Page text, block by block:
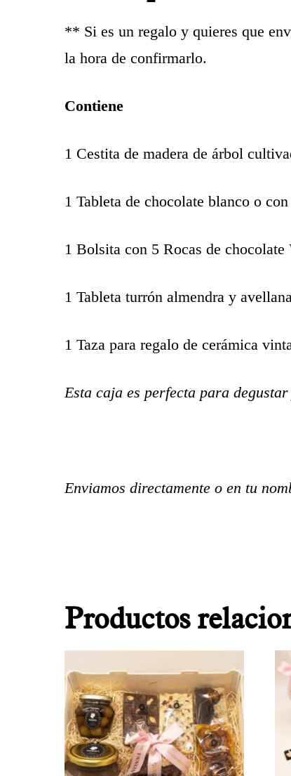
** Si es un regalo y quieres que
la hora de confirmarlo.
Contiene
1 Cestita de madera de árbol
1 Tableta de chocolate blanco o
1 Bolsita con 5 Rocas de
1 Tableta turrón almendra y
1 Taza para regalo de cerámica
Esta caja es perfecta para
Enviamos directamente o en tu
Productos